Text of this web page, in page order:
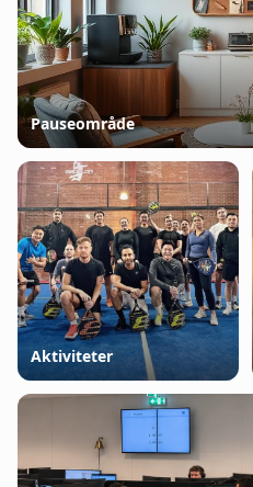
Pauseområde
Aktiviteter